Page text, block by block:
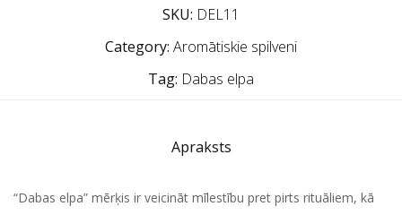
SKU: DEL11
Category: Aromātiskie spilveni
Tag: Dabas elpa
Apraksts
“Dabas elpa” mērķis ir veicināt mīlestību pret pirts rituāliem, kā